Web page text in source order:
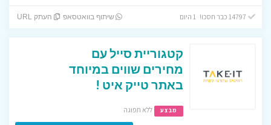
שיתוף בוואטסאפ העתק URL
קטגוריית סייל עם
מחירים שווים במיוחד
באתר טייק איט !
מבצע ללא תפוגה